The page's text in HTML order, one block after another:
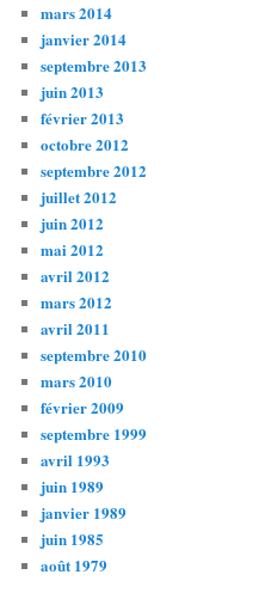
mars 2014
janvier 2014
septembre 2013
juin 2013
février 2013
octobre 2012
septembre 2012
juillet 2012
juin 2012
mai 2012
avril 2012
mars 2012
avril 2011
septembre 2010
mars 2010
février 2009
septembre 1999
avril 1993
juin 1989
janvier 1989
juin 1985
août 1979